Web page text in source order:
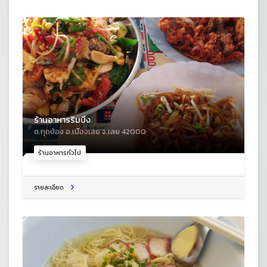
ร้านอาหารทั่วไป
ร้านอาหารริมบึง
ต.กุดป่อง อ.เมืองเลย จ.เลย 42000
รายละเอียด